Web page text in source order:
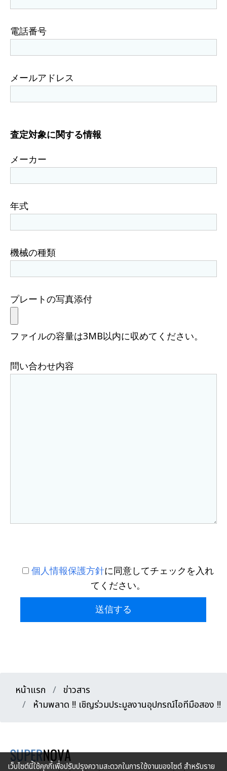
เว็บไซต์นี้ใช้คุกกี้เพื่อปรับปรุงความสะดวกในการใช้งานของไซต์ สำหรับราย
電話番号
メールアドレス
査定対象に関する情報
メーカー
年式
機械の種類
プレートの写真添付
ファイルの容量は3MB以内に収めてください。
問い合わせ内容
個人情報保護方針に同意してチェックを入れ
てください。
送信する
หน้าแรก
ข่าวสาร
ห้ามพลาด !! เชิญร่วมประมูลงานอุปกรณ์ไอทีมือสอง !!